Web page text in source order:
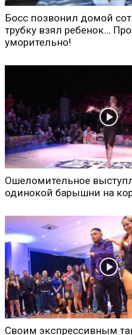
Босс позвонил домой
трубку взял ребенок…
уморительно!
Ошеломительное
одинокой барышни на
Своим экспрессивным